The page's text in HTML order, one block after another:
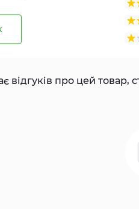
відгуків про цей товар,